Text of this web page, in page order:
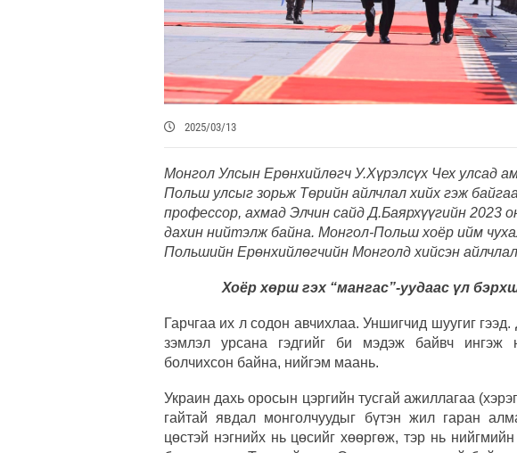
2025/03/13
Монгол Улсын Ерөнхийлөгч У.Хүрэлсүх Чех улсад
Польш улсыг зорьж Төрийн айлчлал хийх гэж
профессор, ахмад Элчин сайд Д.Баярхүүгийн 2023
дахин нийтэлж байна. Монгол-Польш хоёр ийм
Польшийн Ерөнхийлөгчийн Монголд хийсэн
Хоёр хөрш гэх “мангас”-уудаас үл
Гарчгаа их л содон авчихлаа. Уншигчид шуугиг гээд.
зэмлэл урсана гэдгийг би мэдэж байвч ингэж
болчихсон байна, нийгэм маань.
Украин дахь оросын цэргийн тусгай ажиллагаа
гайтай явдал монголчуудыг бүтэн жил гаран
цөстэй нэгнийх нь цөсийг хөөргөж, тэр нь